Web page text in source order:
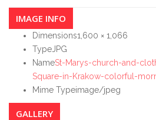
IMAGE INFO
Dimensions1,600 × 1,066
Type JPG
NameSt-Marys-church-and-
Square-in-Krakow-colorful-
Mime Typeimage/jpeg
GALLERY